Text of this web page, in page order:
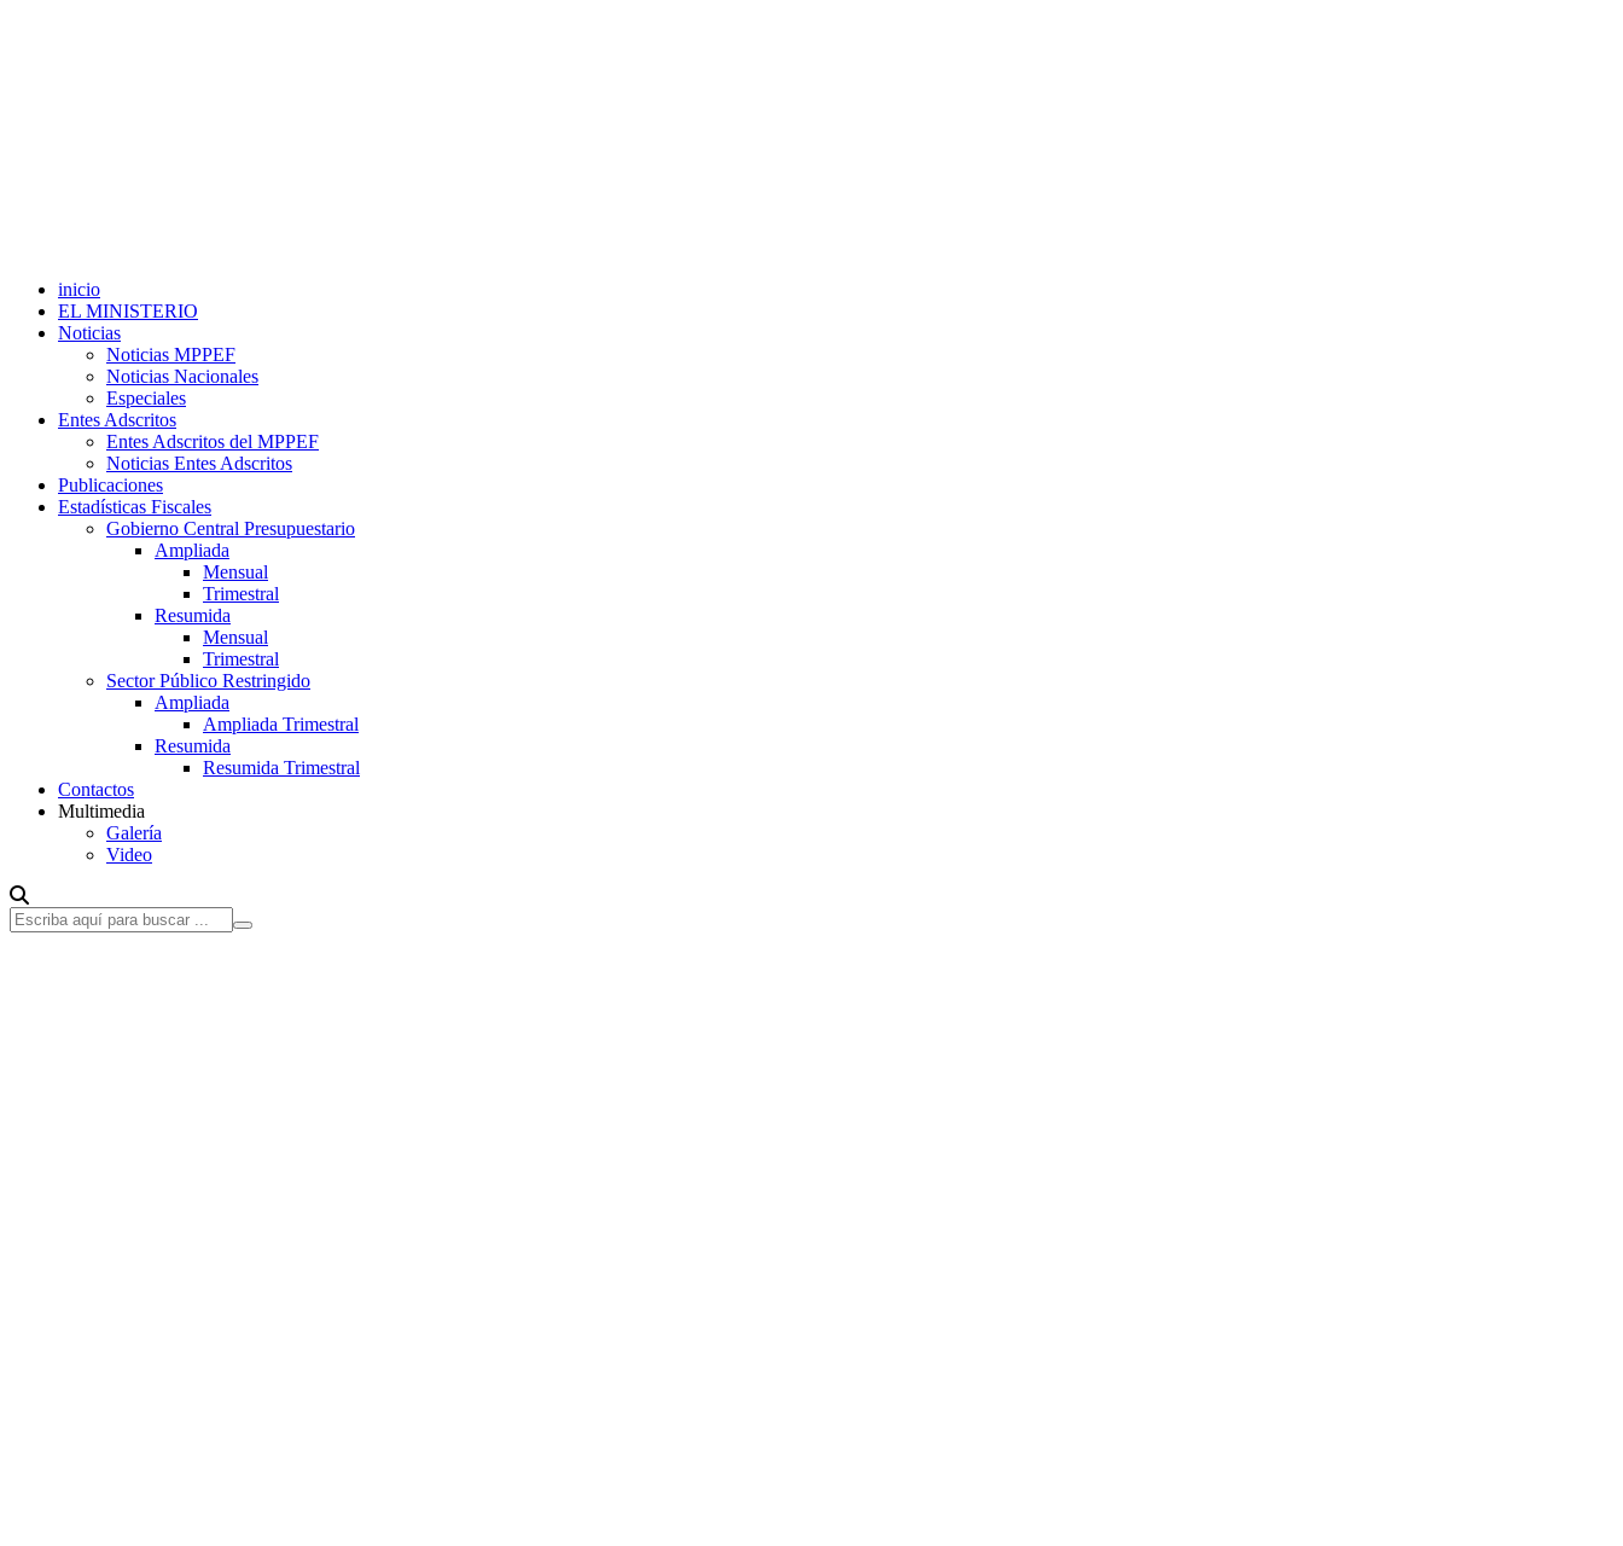
inicio
EL MINISTERIO
Noticias
Noticias MPPEF
Noticias Nacionales
Especiales
Entes Adscritos
Entes Adscritos del MPPEF
Noticias Entes Adscritos
Publicaciones
Estadísticas Fiscales
Gobierno Central Presupuestario
Ampliada
Mensual
Trimestral
Resumida
Mensual
Trimestral
Sector Público Restringido
Ampliada
Ampliada Trimestral
Resumida
Resumida Trimestral
Contactos
Multimedia
Galería
Video